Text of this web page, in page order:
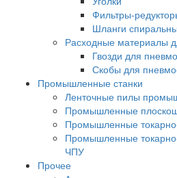
Фильтры-
Шланги
Расходные материалы
Гвозди для
Скобы для
Промышленные станки
Ленточные пилы
Промышленные
Промышленные
Промышленные
ЧПУ
Прочее